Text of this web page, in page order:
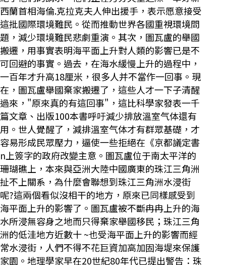
西蘭首相海倫.克拉克夫人伸出援手，表示愿意接受
這批國際環境難民。從而推動世界各國重視環境問
題，減少環境難民悲劇重演。其次，圖瓦盧的舉國
搬遷，用事實表明海平面上升對人類的影響已是不
可回避的事實。過去，在海水緩慢上升的過程中，
一百年才升高18厘米，很多人并不當作一回事。現
在，圖瓦盧舉國棄家搬遷了，這些人才一下子清醒
過來，"原來真的有這回事"，這比科學家發表一千
篇文章、出版100本書呼吁減少排放溫室气体還有
用。世人覺醒了，減排溫室气体才有群眾基礎，才
容易形成民眾壓力，逼使一些拒絕在《京都議定書
n上簽字的政府改變主意。圖瓦盧位于南太平洋的
珊瑚礁上，本來與亞洲大陸中國廣東的珠江三角洲
扯不上關系，為什麼會聯想到珠江三角洲水浸街
呢?這兩個看似沒相干的地方，原來已同樣感受到
海平面上升的影響了。圖瓦盧被不斷冉冉上升的海
水所浸無容身之地而只得棄家舉國移民；珠江三角
洲的低洼地方近數十 ~也受海平面上升的影響而經
常水浸街，人們不得不花巨資加高加固海堤來保護
家園。地理學家早在20世紀80年代已提出警告：珠